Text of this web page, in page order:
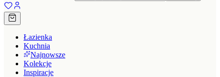
Łazienka
Kuchnia
Najnowsze
Kolekcje
Inspiracje